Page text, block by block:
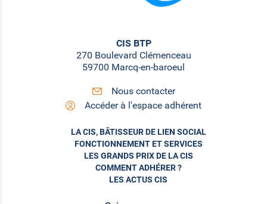
CIS BTP
270 Boulevard Clémenceau
59700 Marcq-en-baroeul
Nous contacter
Accéder à l'espace adhérent
LA CIS, BÂTISSEUR DE LIEN SOCIAL
FONCTIONNEMENT ET SERVICES
LES GRANDS PRIX DE LA CIS
COMMENT ADHÉRER ?
LES ACTUS CIS